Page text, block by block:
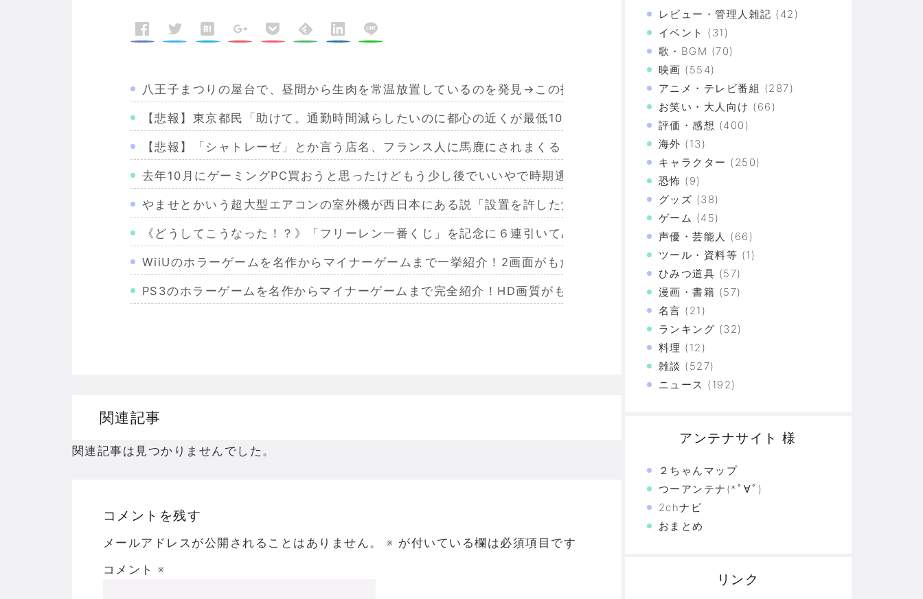
八王子まつりの屋台で、昼間から生肉を常温放置しているのを発見→この投稿に様々なツッコミ「宮崎地鶏なのにブロイラー、ブラジ
【悲報】東京都民「助けて。通勤時間減らしたいのに都心の近くが最低10万払わないと住めないの」
【悲報】「シャトレーゼ」とか言う店名、フランス人に馬鹿にされまくる
去年10月にゲーミングPC買おうと思ったけどもう少し後でいいやで時期逃したらうなぎ登りに値上がりしていった
やませとかいう超大型エアコンの室外機が西日本にある説「設置を許した覚えはないぞ」「電源落としたる！」
《どうしてこうなった！？》「フリーレン一番くじ」を記念に６連引いてみた！気づけばXX連で合計○万円使ってた！？
WiiUのホラーゲームを名作からマイナーゲームまで一挙紹介！2画面がもたらす極上の恐怖
PS3のホラーゲームを名作からマイナーゲームまで完全紹介！HD画質がもたらした真の恐怖…
PS2のホラーゲームを名作からマイナーまで完全紹介！フルポリゴンがもたらした恐怖の革命
ドリームキャストのホラーゲームを名作からマイナーまで完全紹介！ビジュアルメモリと駆け抜けた日々を思い出そう
Powered by livedoor 相互RSS
関連記事
関連記事は見つかりませんでした。
コメントを残す
メールアドレスが公開されることはありません。 ※ が付いている欄は必須項目です
コメント ※
レビュー・管理人雑記 (42)
イベント (31)
歌・BGM (70)
映画 (554)
アニメ・テレビ番組 (287)
お笑い・大人向け (66)
評価・感想 (400)
海外 (13)
キャラクター (250)
恐怖 (9)
グッズ (38)
ゲーム (45)
声優・芸能人 (66)
ツール・資料等 (1)
ひみつ道具 (57)
漫画・書籍 (57)
名言 (21)
ランキング (32)
料理 (12)
雑談 (527)
ニュース (192)
アンテナサイト 様
２ちゃんマップ
つーアンテナ(*ﾟ∀ﾟ)
2chナビ
おまとめ
リンク